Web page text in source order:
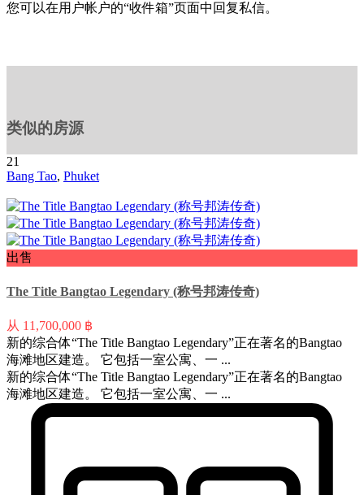
您可以在用户帐户的“收件箱”页面中回复私信。
类似的房源
21
Bang Tao, Phuket
出售
The Title Bangtao Legendary (称号邦涛传奇)
从 11,700,000 ฿
新的综合体“The Title Bangtao Legendary”正在著名的Bangtao
海滩地区建造。 它包括一室公寓、一 ...
新的综合体“The Title Bangtao Legendary”正在著名的Bangtao
海滩地区建造。 它包括一室公寓、一 ...